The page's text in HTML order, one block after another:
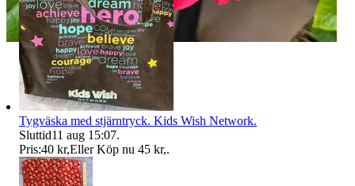
Tygväska med stjärntryck. Kids Wish Network.
Sluttid11 aug 15:07.
Pris:40 kr,Eller Köp nu 45 kr,.